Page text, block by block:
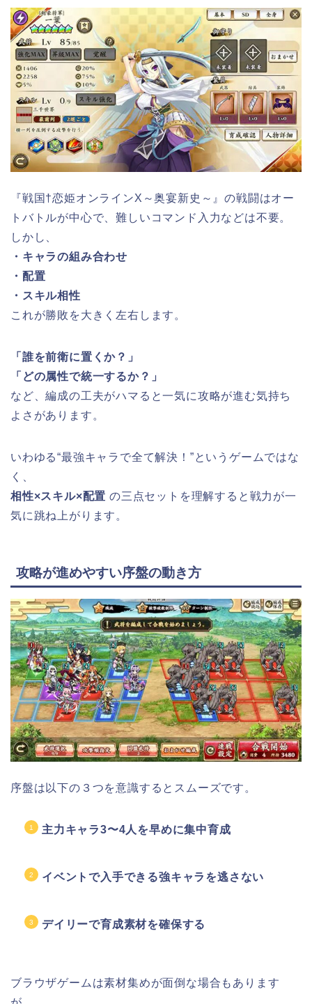
『戦国†恋姫オンラインX～奥宴新史～』の戦闘はオー
トバトルが中心で、難しいコマンド入力などは不要。
しかし、
・キャラの組み合わせ
・配置
・スキル相性
これが勝敗を大きく左右します。
「誰を前衛に置くか？」
「どの属性で統一するか？」
など、編成の工夫がハマると一気に攻略が進む気持ち
よさがあります。
いわゆる“最強キャラで全て解決！”というゲームではな
く、
相性×スキル×配置 の三点セットを理解すると戦力が一
気に跳ね上がります。
攻略が進めやすい序盤の動き方
序盤は以下の３つを意識するとスムーズです。
主力キャラ3〜4人を早めに集中育成
イベントで入手できる強キャラを逃さない
デイリーで育成素材を確保する
ブラウザゲームは素材集めが面倒な場合もあります